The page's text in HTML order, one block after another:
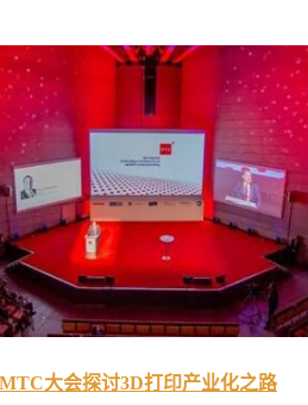
大会探讨3D打印产业化之路